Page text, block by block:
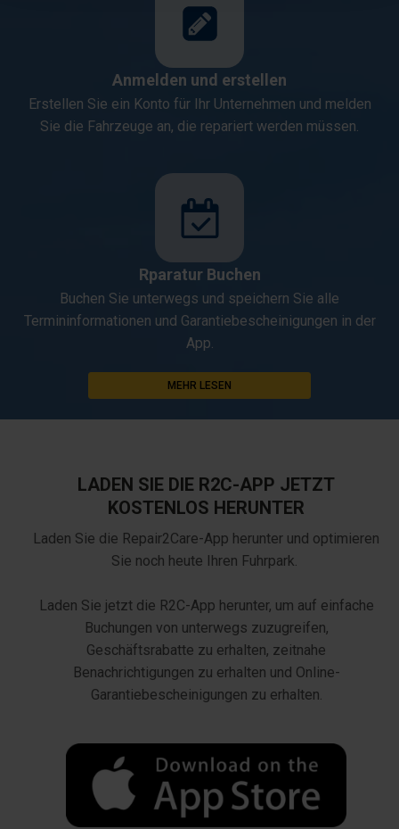
Anmelden und erstellen
Erstellen Sie ein Konto für Ihr Unternehmen und melden
Sie die Fahrzeuge an, die repariert werden müssen.
Rparatur Buchen
Buchen Sie unterwegs und speichern Sie alle
Termininformationen und Garantiebescheinigungen in der
App.
MEHR LESEN
LADEN SIE DIE R2C-APP JETZT
KOSTENLOS HERUNTER
Laden Sie die Repair2Care-App herunter und optimieren
Sie noch heute Ihren Fuhrpark.
Laden Sie jetzt die R2C-App herunter, um auf einfache
Buchungen von unterwegs zuzugreifen,
Geschäftsrabatte zu erhalten, zeitnahe
Benachrichtigungen zu erhalten und Online-
Garantiebescheinigungen zu erhalten.